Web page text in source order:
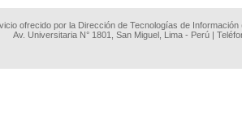
ofrecido por la Dirección de Tecnologías de
Av. Universitaria N° 1801, San Miguel, Lima - Perú |